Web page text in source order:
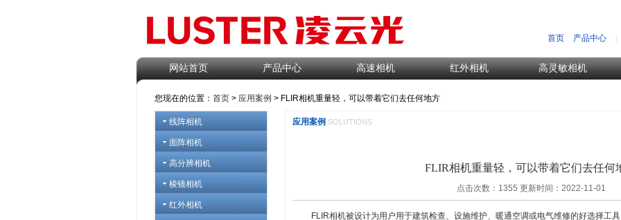
首页 产品中心
网站首页 产品中心 高速相机 红外相机 高灵敏相机
您现在的位置： 首页 > 应用案例 > FLIR相机重量轻，可以带着它们去任何地方
线阵相机
面阵相机
高分辨相机
棱镜相机
红外相机
应用案例 SOLUTIONS
FLIR相机重量轻，可以带着它们去任何
点击次数：1355 更新时间：2022-11-01
FLIR相机被设计为用户用于建筑检查、设施维护、暖通空调或电气维修的好选择工具